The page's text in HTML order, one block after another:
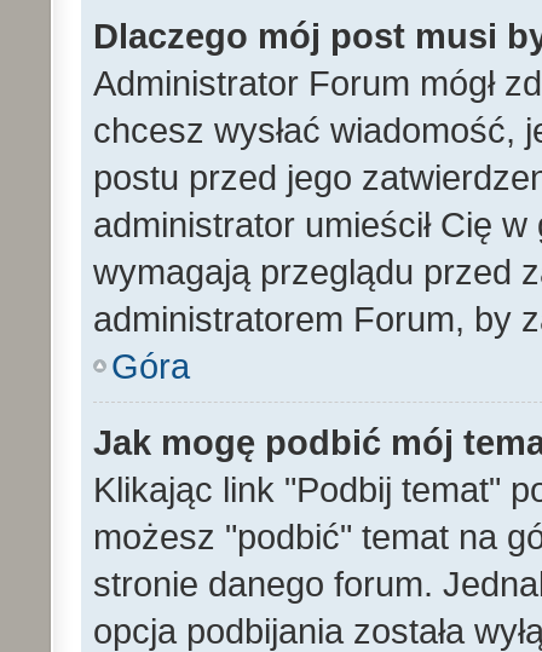
Dlaczego mój post musi
Administrator Forum mógł
chcesz wysłać wiadomość,
postu przed jego
administrator umieścił Cię
wymagają przeglądu przed
administratorem Forum, by
Góra
Jak mogę podbić mój
Klikając link "Podbij temat"
możesz "podbić" temat na
stronie danego forum.
opcja podbijania została